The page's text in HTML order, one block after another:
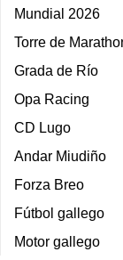
Mundial 2026
Torre de
Grada de Río
Opa Racing
CD Lugo
Andar Miudiño
Forza Breo
Fútbol gallego
Motor gallego